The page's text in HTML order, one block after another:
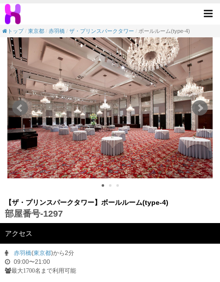
【ホール・発表会】ザ・プリンスパークタ
トップ
東京都 赤羽橋 ザ・プリンスパークタワー ボールルーム(type-4)
【ザ・プリンスパークタワー】ボールルーム(type-4)
部屋番号-1297
アクセス
赤羽橋(東京都)から2分
09:00〜21:00
最大1700名まで利用可能